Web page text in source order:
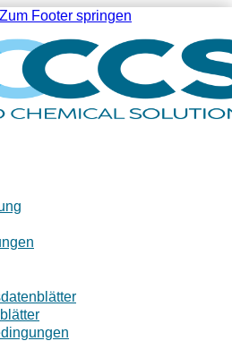
Zum Footer springen